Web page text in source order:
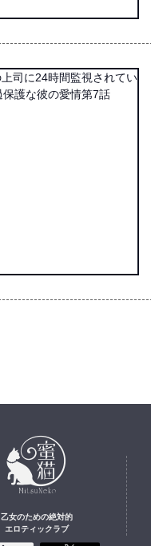
乙女のための絶対的
エロティックラブ